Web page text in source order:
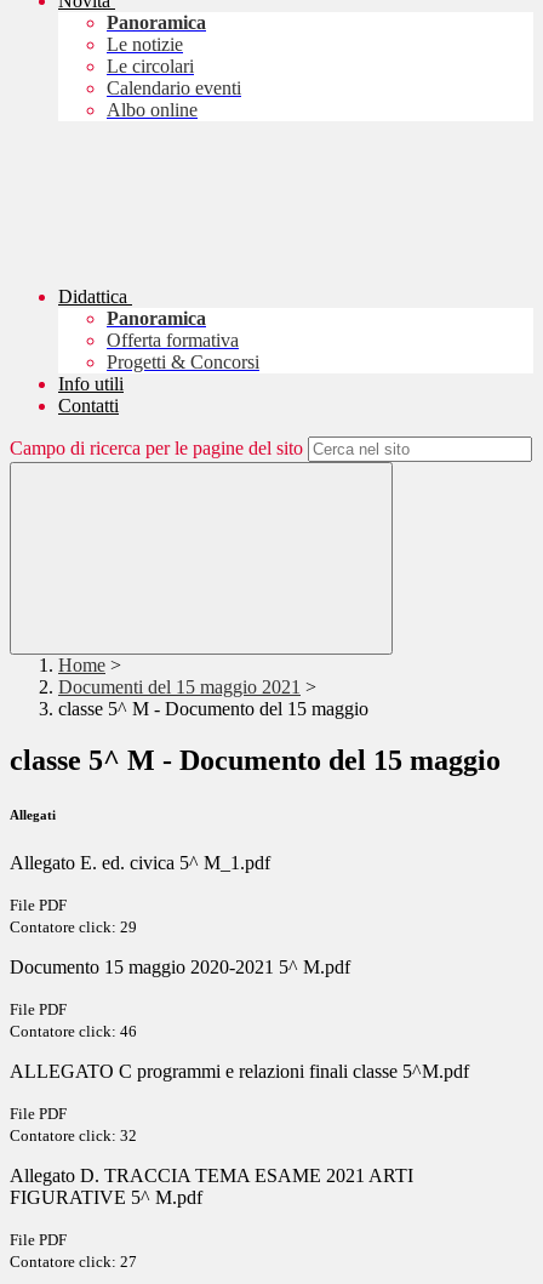
Panoramica
Le notizie
Le circolari
Calendario eventi
Albo online
Didattica
Panoramica
Offerta formativa
Progetti & Concorsi
Info utili
Contatti
Campo di ricerca per le pagine del sito
Home >
Documenti del 15 maggio 2021 >
classe 5^ M - Documento del 15 maggio
classe 5^ M - Documento del 15 maggio
Allegati
Allegato E. ed. civica 5^ M_1.pdf
File PDF
Contatore click: 29
Documento 15 maggio 2020-2021 5^ M.pdf
File PDF
Contatore click: 46
ALLEGATO C programmi e relazioni finali classe 5^M.pdf
File PDF
Contatore click: 32
Allegato D. TRACCIA TEMA ESAME 2021 ARTI
FIGURATIVE 5^ M.pdf
File PDF
Contatore click: 27